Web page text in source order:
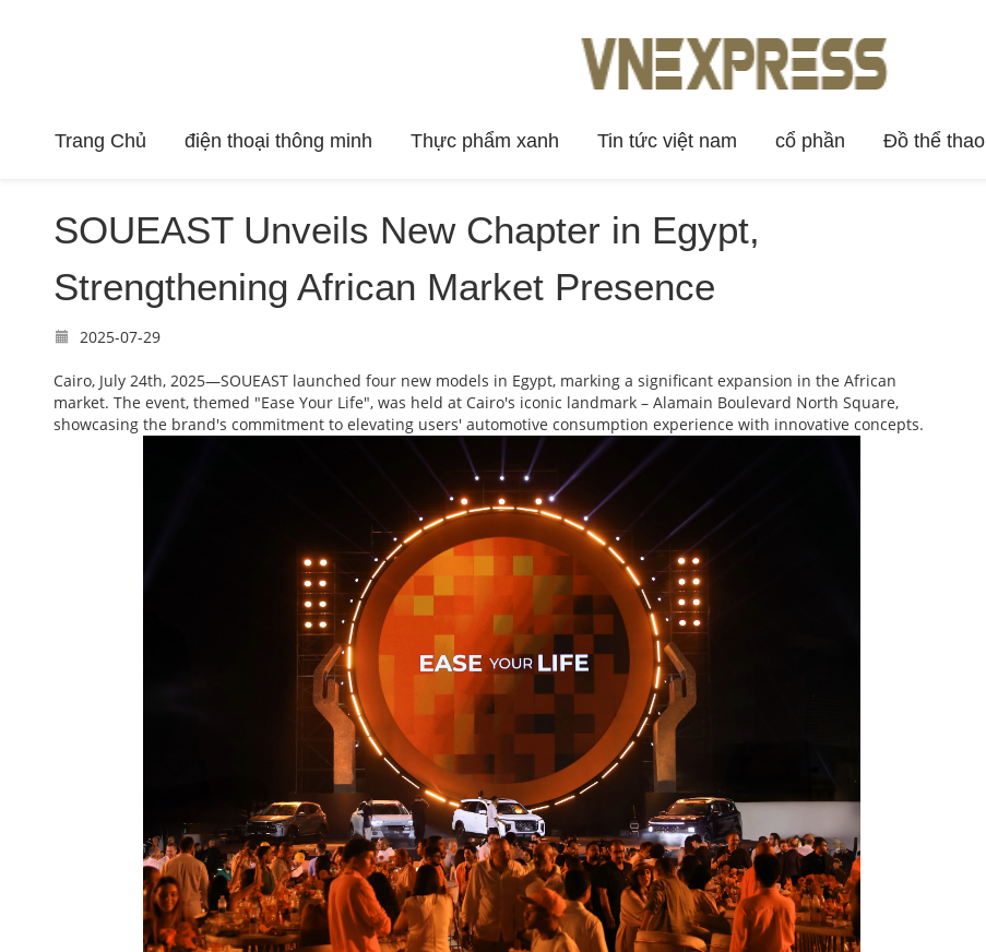
Trang Chủ điện thoại thông minh Thực phẩm xanh Tin tức việt nam cổ phần Đồ thể thao
SOUEAST Unveils New Chapter in Egypt,
Strengthening African Market Presence
2025-07-29
Cairo, July 24th, 2025—SOUEAST launched four new models in Egypt, marking a significant expansion in the African
market. The event, themed "Ease Your Life", was held at Cairo's iconic landmark – Alamain Boulevard North Square,
showcasing the brand's commitment to elevating users' automotive consumption experience with innovative concepts.